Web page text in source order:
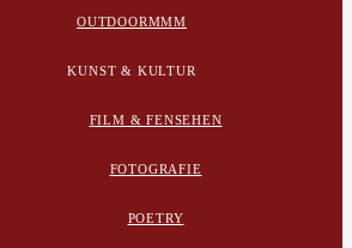
OUTDOORMMM
KUNST & KULTUR
FILM & FENSEHEN
FOTOGRAFIE
POETRY